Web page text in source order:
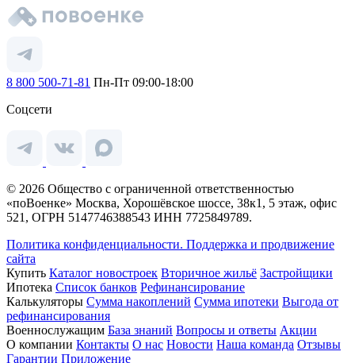
8 800 500-71-81 Пн-Пт 09:00-18:00
Соцсети
© 2026 Общество с ограниченной ответственностью
«поВоенке» Москва, Хорошёвское шоссе, 38к1, 5 этаж, офис
521, ОГРН 5147746388543 ИНН 7725849789.
Политика конфиденциальности. Поддержка и продвижение
сайта
Купить Каталог новостроек Вторичное жильё Застройщики
Ипотека Список банков Рефинансирование
Калькуляторы Сумма накоплений Сумма ипотеки Выгода от
рефинансирования
Военнослужащим База знаний Вопросы и ответы Акции
О компании Контакты О нас Новости Наша команда Отзывы
Гарантии Приложение